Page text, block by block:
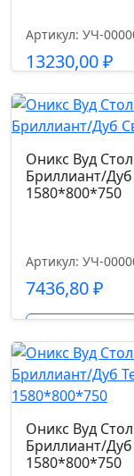
Код цвета
Гарантийный
1 год
Ширина
43.0
Глубина
43
Высота
46
Артикул: УЧ-
13230,00₽
Оникс Вуд
Бриллиант/
1580*800*750
Артикул: УЧ-
7436,80₽
Оникс Вуд
Бриллиант/
1580*800*750